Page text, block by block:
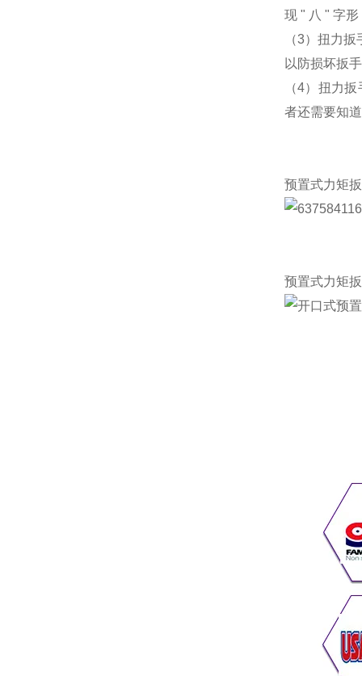
现 " 八 " 字形
（3）扭力扳
以防损坏扳
（4）扭力扳
者还需要知
预置式力矩
预置式力矩